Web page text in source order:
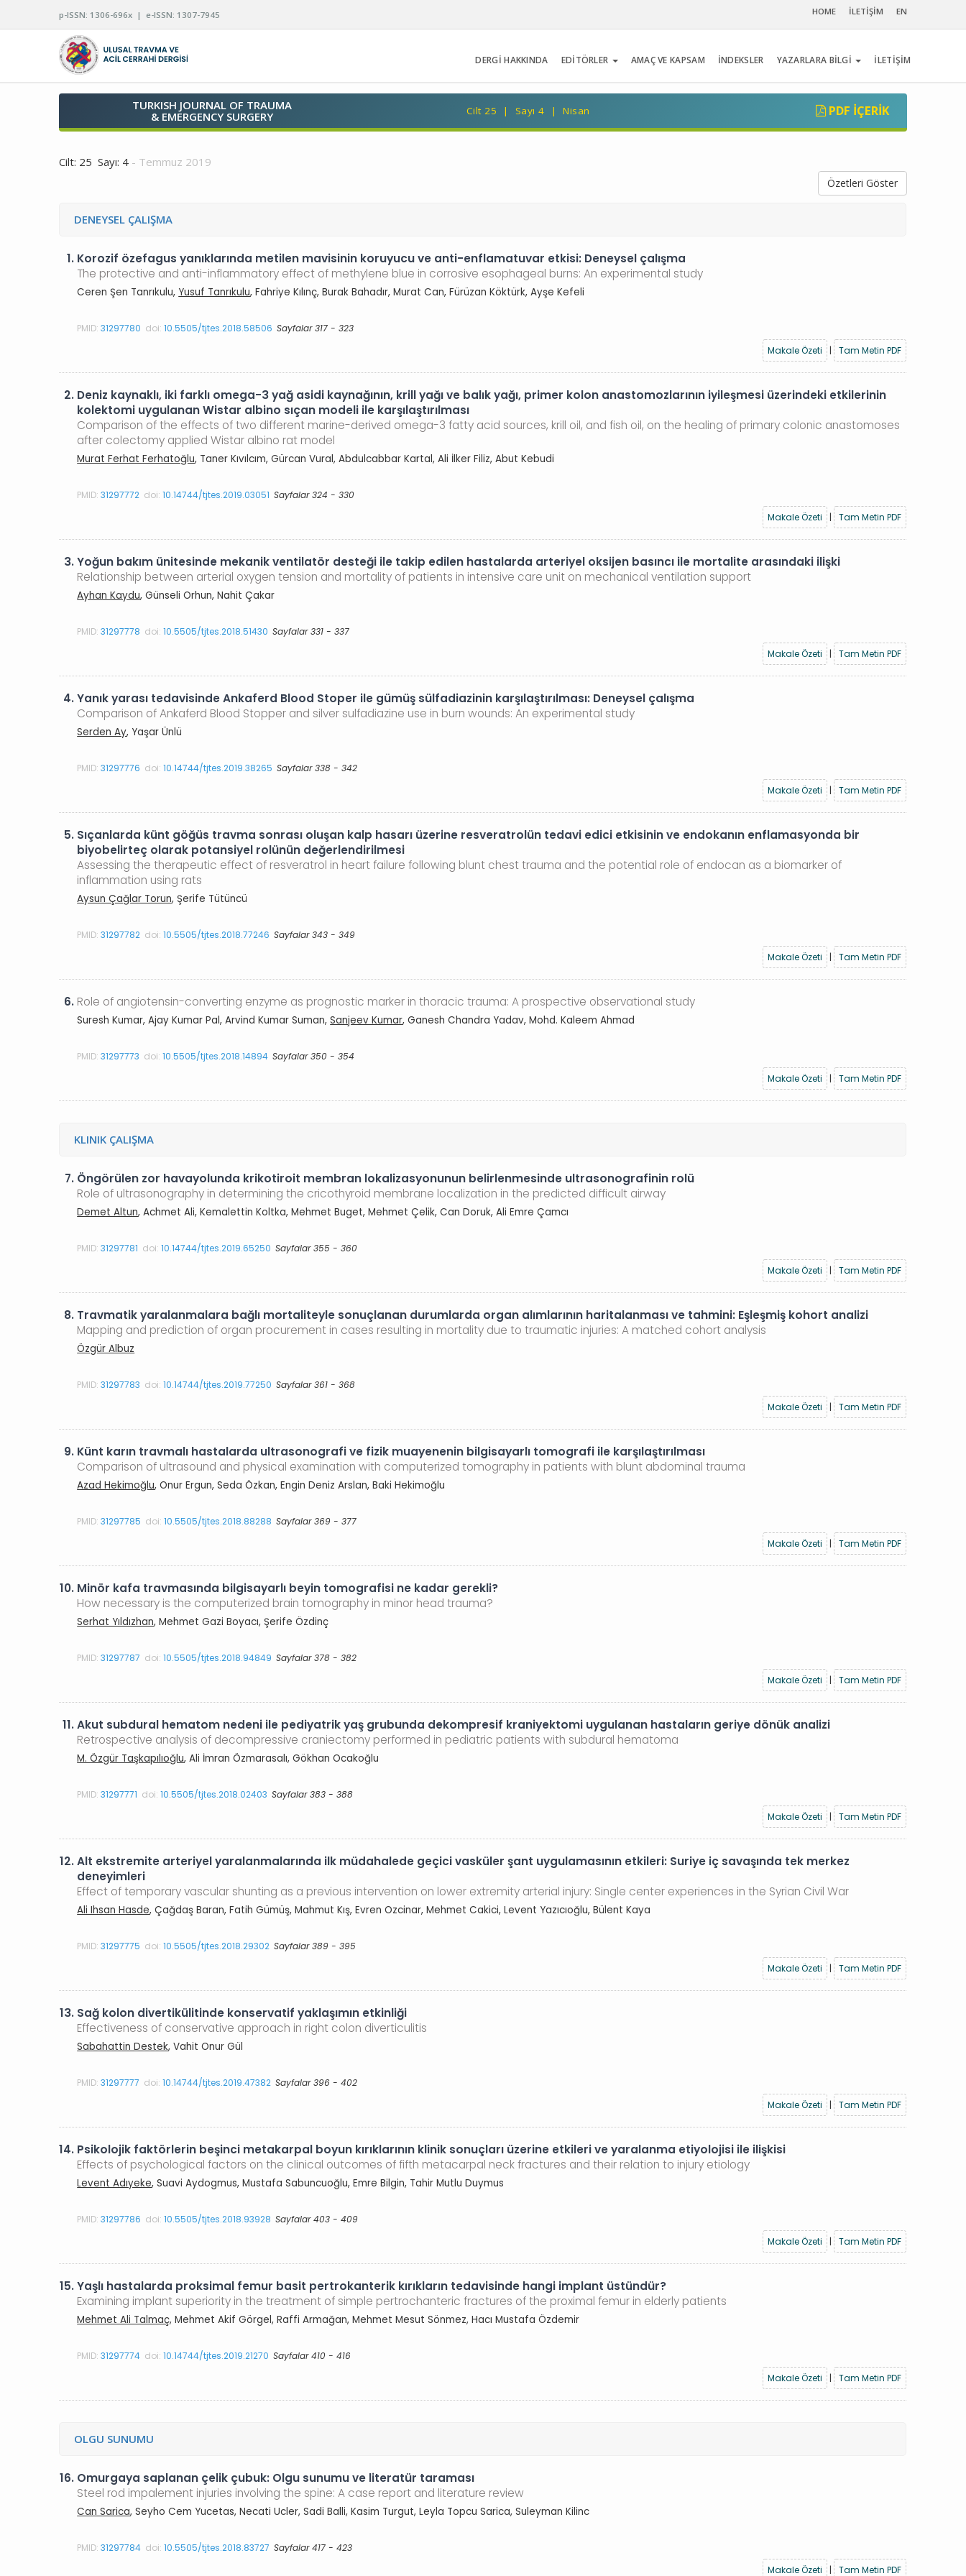
p-ISSN: 1306-696x | e-ISSN: 1307-7945 HOME İLETİŞİM EN
DERGİ HAKKINDA EDİTÖRLER AMAÇ VE KAPSAM İNDEKSLER YAZARLARA BİLGİ İLETİŞİM
TURKISH JOURNAL OF TRAUMA
& EMERGENCY SURGERY
Cilt 25 | Sayı 4 | Nisan PDF İÇERIK
Cilt: 25 Sayı: 4 - Temmuz 2019
Özetleri Göster
DENEYSEL ÇALIŞMA
1. Korozif özefagus yanıklarında metilen mavisinin koruyucu ve anti-enflamatuvar etkisi: Deneysel çalışma
The protective and anti-inflammatory effect of methylene blue in corrosive esophageal burns: An experimental study
Ceren Şen Tanrıkulu, Yusuf Tanrıkulu, Fahriye Kılınç, Burak Bahadır, Murat Can, Fürüzan Köktürk, Ayşe Kefeli
PMID:31297780 doi:10.5505/tjtes.2018.58506 Sayfalar 317 - 323
Makale Özeti
| Tam Metin PDF
2. Deniz kaynaklı, iki farklı omega-3 yağ asidi kaynağının, krill yağı ve balık yağı, primer kolon anastomozlarının iyileşmesi üzerindeki etkilerinin
kolektomi uygulanan Wistar albino sıçan modeli ile karşılaştırılması
Comparison of the effects of two different marine-derived omega-3 fatty acid sources, krill oil, and fish oil, on the healing of primary colonic anastomoses
after colectomy applied Wistar albino rat model
Murat Ferhat Ferhatoğlu, Taner Kıvılcım, Gürcan Vural, Abdulcabbar Kartal, Ali İlker Filiz, Abut Kebudi
PMID:31297772 doi:10.14744/tjtes.2019.03051 Sayfalar 324 - 330
Makale Özeti
| Tam Metin PDF
3.Yoğun bakım ünitesinde mekanik ventilatör desteği ile takip edilen hastalarda arteriyel oksijen basıncı ile mortalite arasındaki ilişki
Relationship between arterial oxygen tension and mortality of patients in intensive care unit on mechanical ventilation support
Ayhan Kaydu, Günseli Orhun, Nahit Çakar
PMID:31297778 doi:10.5505/tjtes.2018.51430 Sayfalar 331 - 337
Makale Özeti
| Tam Metin PDF
4.Yanık yarası tedavisinde Ankaferd Blood Stoper ile gümüş sülfadiazinin karşılaştırılması: Deneysel çalışma
Comparison of Ankaferd Blood Stopper and silver sulfadiazine use in burn wounds: An experimental study
Serden Ay, Yaşar Ünlü
PMID:31297776 doi:10.14744/tjtes.2019.38265 Sayfalar 338 - 342
Makale Özeti
| Tam Metin PDF
5. Sıçanlarda künt göğüs travma sonrası oluşan kalp hasarı üzerine resveratrolün tedavi edici etkisinin ve endokanın enflamasyonda bir
biyobelirteç olarak potansiyel rolünün değerlendirilmesi
Assessing the therapeutic effect of resveratrol in heart failure following blunt chest trauma and the potential role of endocan as a biomarker of
inflammation using rats
Aysun Çağlar Torun, Şerife Tütüncü
PMID:31297782 doi:10.5505/tjtes.2018.77246 Sayfalar 343 - 349
Makale Özeti
| Tam Metin PDF
6. Role of angiotensin-converting enzyme as prognostic marker in thoracic trauma: A prospective observational study
Suresh Kumar, Ajay Kumar Pal, Arvind Kumar Suman,Sanjeev Kumar, Ganesh Chandra Yadav, Mohd. Kaleem Ahmad
PMID:31297773 doi:10.5505/tjtes.2018.14894 Sayfalar 350 - 354
Makale Özeti
| Tam Metin PDF
KLINIK ÇALIŞMA
7. Öngörülen zor havayolunda krikotiroit membran lokalizasyonunun belirlenmesinde ultrasonografinin rolü
Role of ultrasonography in determining the cricothyroid membrane localization in the predicted difficult airway
Demet Altun, Achmet Ali, Kemalettin Koltka, Mehmet Buget, Mehmet Çelik, Can Doruk, Ali Emre Çamcı
PMID:31297781 doi:10.14744/tjtes.2019.65250 Sayfalar 355 - 360
Makale Özeti
| Tam Metin PDF
8. Travmatik yaralanmalara bağlı mortaliteyle sonuçlanan durumlarda organ alımlarının haritalanması ve tahmini: Eşleşmiş kohort analizi
Mapping and prediction of organ procurement in cases resulting in mortality due to traumatic injuries: A matched cohort analysis
Özgür Albuz
PMID:31297783 doi:10.14744/tjtes.2019.77250 Sayfalar 361 - 368
Makale Özeti
| Tam Metin PDF
9. Künt karın travmalı hastalarda ultrasonografi ve fizik muayenenin bilgisayarlı tomografi ile karşılaştırılması
Comparison of ultrasound and physical examination with computerized tomography in patients with blunt abdominal trauma
Azad Hekimoğlu, Onur Ergun, Seda Özkan, Engin Deniz Arslan, Baki Hekimoğlu
PMID:31297785 doi:10.5505/tjtes.2018.88288 Sayfalar 369 - 377
Makale Özeti
| Tam Metin PDF
10. Minör kafa travmasında bilgisayarlı beyin tomografisi ne kadar gerekli?
How necessary is the computerized brain tomography in minor head trauma?
Serhat Yıldızhan, Mehmet Gazi Boyacı, Şerife Özdinç
PMID:31297787 doi:10.5505/tjtes.2018.94849 Sayfalar 378 - 382
Makale Özeti
| Tam Metin PDF
11.Akut subdural hematom nedeni ile pediyatrik yaş grubunda dekompresif kraniyektomi uygulanan hastaların geriye dönük analizi
Retrospective analysis of decompressive craniectomy performed in pediatric patients with subdural hematoma
M. Özgür Taşkapılıoğlu, Ali İmran Özmarasalı, Gökhan Ocakoğlu
PMID:31297771 doi:10.5505/tjtes.2018.02403 Sayfalar 383 - 388
Makale Özeti
| Tam Metin PDF
12.Alt ekstremite arteriyel yaralanmalarında ilk müdahalede geçici vasküler şant uygulamasının etkileri: Suriye iç savaşında tek merkez
deneyimleri
Effect of temporary vascular shunting as a previous intervention on lower extremity arterial injury: Single center experiences in the Syrian Civil War
Ali Ihsan Hasde, Çağdaş Baran, Fatih Gümüş, Mahmut Kış, Evren Ozcinar, Mehmet Cakici, Levent Yazıcıoğlu, Bülent Kaya
PMID:31297775 doi:10.5505/tjtes.2018.29302 Sayfalar 389 - 395
Makale Özeti
| Tam Metin PDF
13. Sağ kolon divertikülitinde konservatif yaklaşımın etkinliği
Effectiveness of conservative approach in right colon diverticulitis
Sabahattin Destek, Vahit Onur Gül
PMID:31297777 doi:10.14744/tjtes.2019.47382 Sayfalar 396 - 402
Makale Özeti
| Tam Metin PDF
14. Psikolojik faktörlerin beşinci metakarpal boyun kırıklarının klinik sonuçları üzerine etkileri ve yaralanma etiyolojisi ile ilişkisi
Effects of psychological factors on the clinical outcomes of fifth metacarpal neck fractures and their relation to injury etiology
Levent Adıyeke, Suavi Aydogmus, Mustafa Sabuncuoğlu, Emre Bilgin, Tahir Mutlu Duymus
PMID:31297786 doi:10.5505/tjtes.2018.93928 Sayfalar 403 - 409
Makale Özeti
| Tam Metin PDF
15.Yaşlı hastalarda proksimal femur basit pertrokanterik kırıkların tedavisinde hangi implant üstündür?
Examining implant superiority in the treatment of simple pertrochanteric fractures of the proximal femur in elderly patients
Mehmet Ali Talmaç, Mehmet Akif Görgel, Raffi Armağan, Mehmet Mesut Sönmez, Hacı Mustafa Özdemir
PMID:31297774 doi:10.14744/tjtes.2019.21270 Sayfalar 410 - 416
Makale Özeti
| Tam Metin PDF
OLGU SUNUMU
16. Omurgaya saplanan çelik çubuk: Olgu sunumu ve literatür taraması
Steel rod impalement injuries involving the spine: A case report and literature review
Can Sarica, Seyho Cem Yucetas, Necati Ucler, Sadi Balli, Kasim Turgut, Leyla Topcu Sarica, Suleyman Kilinc
PMID:31297784 doi:10.5505/tjtes.2018.83727 Sayfalar 417 - 423
Makale Özeti
| Tam Metin PDF